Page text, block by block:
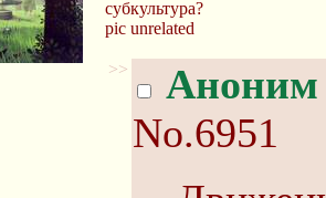
субкультура?
pic unrelated
>> Аноним
No.6951